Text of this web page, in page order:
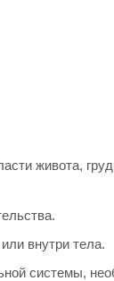
живота,
внутри тела.
системы,